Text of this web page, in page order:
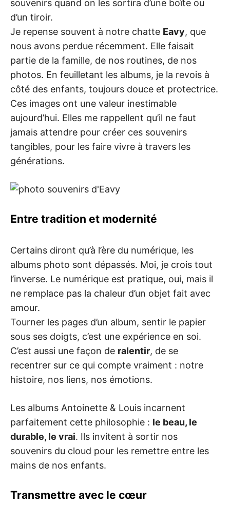
souvenirs quand on les sortira d’une boîte ou
d’un tiroir.
Je repense souvent à notre chatte Eavy, que
nous avons perdue récemment. Elle faisait
partie de la famille, de nos routines, de nos
photos. En feuilletant les albums, je la revois à
côté des enfants, toujours douce et protectrice.
Ces images ont une valeur inestimable
aujourd’hui. Elles me rappellent qu’il ne faut
jamais attendre pour créer ces souvenirs
tangibles, pour les faire vivre à travers les
générations.
Entre tradition et modernité
Certains diront qu’à l’ère du numérique, les
albums photo sont dépassés. Moi, je crois tout
l’inverse. Le numérique est pratique, oui, mais il
ne remplace pas la chaleur d’un objet fait avec
amour.
Tourner les pages d’un album, sentir le papier
sous ses doigts, c’est une expérience en soi.
C’est aussi une façon de ralentir, de se
recentrer sur ce qui compte vraiment : notre
histoire, nos liens, nos émotions.
Les albums Antoinette & Louis incarnent
parfaitement cette philosophie : le beau, le
durable, le vrai. Ils invitent à sortir nos
souvenirs du cloud pour les remettre entre les
mains de nos enfants.
Transmettre avec le cœur